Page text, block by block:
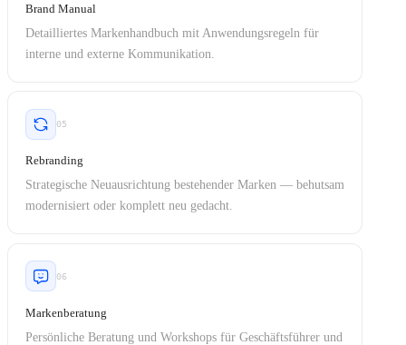
Brand Manual
Detailliertes Markenhandbuch mit Anwendungsregeln für
interne und externe Kommunikation.
05
Rebranding
Strategische Neuausrichtung bestehender Marken — behutsam
modernisiert oder komplett neu gedacht.
06
Markenberatung
Persönliche Beratung und Workshops für Geschäftsführer und